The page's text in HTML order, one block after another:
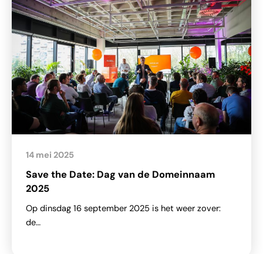
Save the Date: Dag van de Domeinnaam
2025
14 mei 2025
Op dinsdag 16 september 2025 is het weer zover:
de…